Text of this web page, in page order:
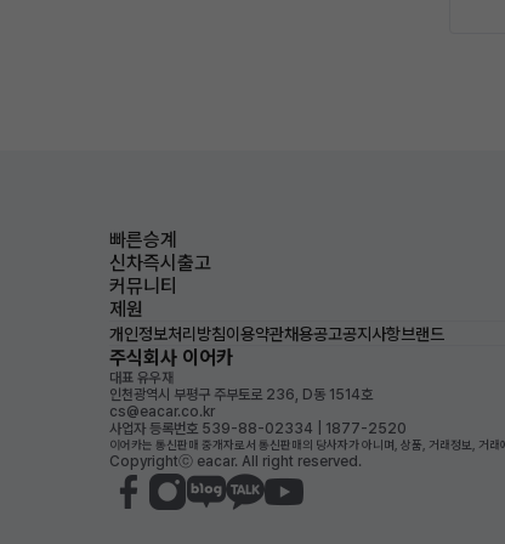
빠른승계
신차즉시출고
커뮤니티
제원
개인정보처리방침이용약관채용공고공지사항브랜드
주식회사 이어카
대표 유우재
인천광역시 부평구 주부토로 236, D동 1514호
cs@eacar.co.kr
사업자 등록번호 539-88-02334 | 1877-2520
이어카는 통신판매 중개자로서 통신판매의 당사자가 아니며, 상품, 거래정보, 거래
Copyrightⓒ eacar. All right reserved.